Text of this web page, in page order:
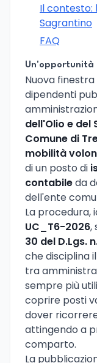
Il contesto:
Sagrantino
FAQ
Un'opportunità
Nuova
dipendenti
dell'Olio e del
Comune di
mobilità
di un posto di
contabileda
dell'ente
La procedura,
UC_T6-2026,
30 del D.Lgs.
che disciplina
tra
sempre più
coprire posti
dover
attingendo a
comparto.
La